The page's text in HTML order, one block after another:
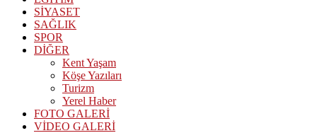
SİYASET
SAĞLIK
SPOR
DİĞER
Kent Yaşam
Köşe Yazıları
Turizm
Yerel Haber
FOTO GALERİ
VİDEO GALERİ